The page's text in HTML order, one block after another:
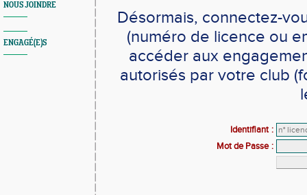
NOUS JOINDRE
ENGAGÉ(E)S
Désormais, connectez-
(numéro de licence ou
accéder aux
autorisés par votre club
Identifiant :
Mot de Passe :